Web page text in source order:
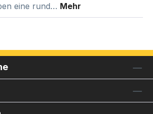
eine rund… Mehr